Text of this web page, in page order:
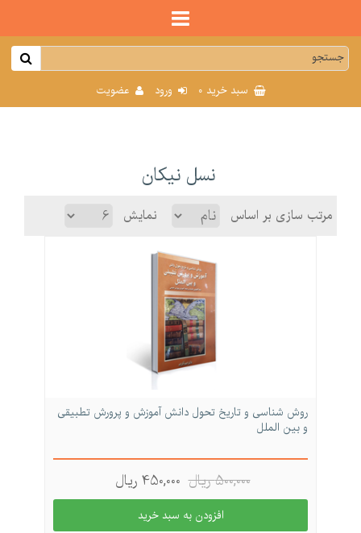
سبد خرید 0 ورود عضویت
نسل نیکان
مرتب سازی بر اساس نمایش
روش شناسی و تاریخ تحول دانش آموزش و پرورش تطبیقی
و بین الملل
500,000 ريال 450,000 ريال